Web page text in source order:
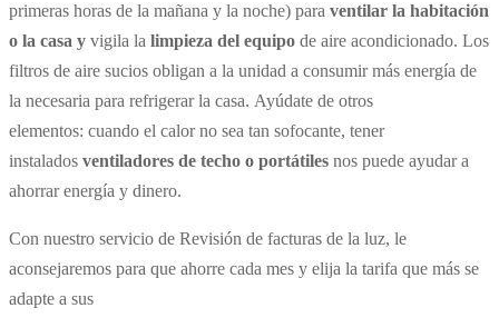
primeras horas de la mañana y la noche) para ventilar la habitación
o la casa y vigila la limpieza del equipo de aire acondicionado. Los
filtros de aire sucios obligan a la unidad a consumir más energía de
la necesaria para refrigerar la casa. Ayúdate de otros
elementos: cuando el calor no sea tan sofocante, tener
instalados ventiladores de techo o portátiles nos puede ayudar a
ahorrar energía y dinero.
Con nuestro servicio de Revisión de facturas de la luz, le
aconsejaremos para que ahorre cada mes y elija la tarifa que más se
adapte a sus